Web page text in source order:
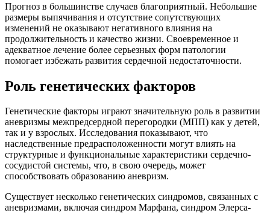
Прогноз в большинстве случаев благоприятный. Небольшие
размеры выпячивания и отсутствие сопутствующих
изменений не оказывают негативного влияния на
продолжительность и качество жизни. Своевременное и
адекватное лечение более серьезных форм патологии
помогает избежать развития сердечной недостаточности.
Роль генетических факторов
Генетические факторы играют значительную роль в развитии
аневризмы межпредсердной перегородки (МПП) как у детей,
так и у взрослых. Исследования показывают, что
наследственные предрасположенности могут влиять на
структурные и функциональные характеристики сердечно-
сосудистой системы, что, в свою очередь, может
способствовать образованию аневризм.
Существует несколько генетических синдромов, связанных с
аневризмами, включая синдром Марфана, синдром Элерса-